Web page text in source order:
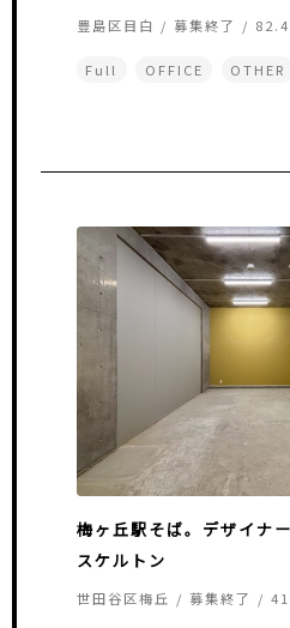
豊島区目白 / 募集終了 /
Full OFFICE OTHER
梅ヶ丘駅そば。デザイナ
スケルトン
世田谷区梅丘 / 募集終了 /